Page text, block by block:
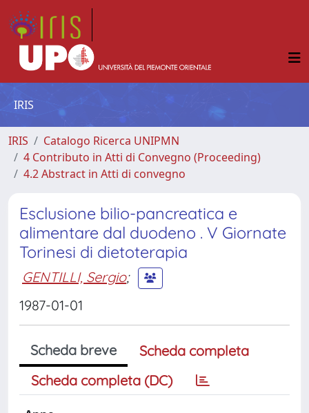
IRIS
IRIS
Catalogo Ricerca UNIPMN
4 Contributo in Atti di Convegno (Proceeding)
4.2 Abstract in Atti di convegno
Esclusione bilio-pancreatica e
alimentare dal duodeno . V Giornate
Torinesi di dietoterapia
GENTILLI, Sergio;
1987-01-01
Scheda breve
Scheda completa
Scheda completa (DC)